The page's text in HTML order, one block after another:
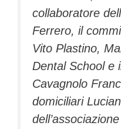
collaboratore
Ferrero, il
Vito Plastino,
Dental School e
Cavagnolo
domiciliari